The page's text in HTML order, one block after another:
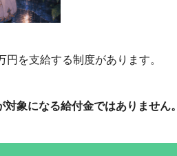
を支給する制度があります。
象になる給付金ではありません。